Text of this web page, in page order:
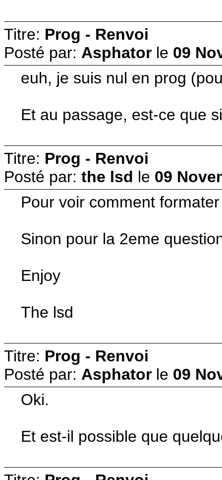
Titre: Prog - Renvoi
Posté par: Asphator le 09
euh, je suis nul en prog
Et au passage, est-ce que
Titre: Prog - Renvoi
Posté par: the lsd le 09
Pour voir comment
Sinon pour la 2eme
Enjoy
The lsd
Titre: Prog - Renvoi
Posté par: Asphator le 09
Oki.
Et est-il possible que